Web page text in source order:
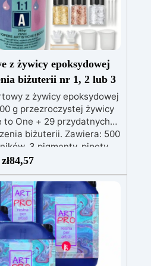
z żywicy epoksydowej
biżuterii nr 1, 2 lub 3
z żywicy epoksydowej
g przezroczystej żywicy
to One + 29 przydatnych
biżuterii. Zawiera: 500
3 pigmenty, pipety,
z żywicy epoksydowej
g przezroczystej żywicy
One + 100 przydatnych
biżuterii. Zawiera: 500
dekoracyjnych, suszone
z literami, breloczki,
ponad 100
zł84,57